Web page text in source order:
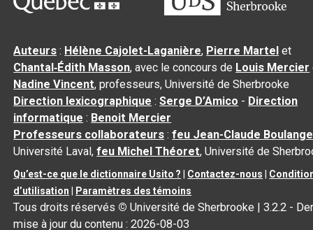
Auteurs : Hélène Cajolet-Laganière, Pierre Martel et
Chantal‑Édith Masson, avec le concours de Louis Mercier
Nadine Vincent, professeurs, Université de Sherbrooke
Direction lexicographique :Serge D’Amico - Direction
informatique : Benoit Mercier
Professeurs collaborateurs :feu Jean-Claude
Université Laval,feu Michel Théoret, Université de
Qu’est-ce que le dictionnaire Usito ? | Contactez-nous |
d’utilisation | Paramètres des témoins
Tous droits réservés © Université de Sherbrooke |3.2.2 -
mise à jour du contenu :2026-08-03